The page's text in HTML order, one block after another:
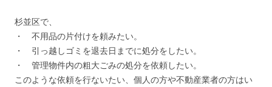
杉並区で、
・ 不用品の片付けを頼みたい。
・ 引っ越しゴミを退去日までに処分をしたい。
・ 管理物件内の粗大ごみの処分を依頼したい。
このような依頼を行ないたい、個人の方や不動産業者の方はい